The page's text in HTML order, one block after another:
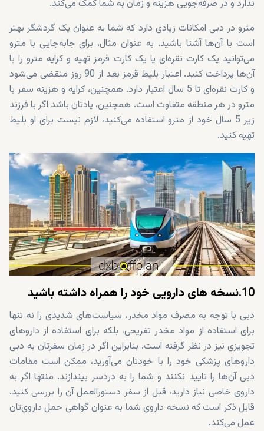
ندارد و در صرفه‌جویی هزینه و زمان به شما کمک می‌کند.
مترو در دبی امکانات زیادی دارد که شما به عنوان یک گردشگر بهتر
است با آن‌ها آشنا باشید. به عنوان مثال، برای جابه‌جایی با مترو
می‌توانید یک کارت نقره‌ای یا یک کارت قرمز تهیه و کرایه مترو را با
آن‌ها پرداخت کنید. اعتبار بلیط قرمز بعد از 90 روز منقضی می‌شود
و کارت نقره‌ای تا 5 سال اعتبار دارد. همچنین، کرایه و هزینه سفر با
مترو در هر منطقه متفاوت است. همچنین، یادتان باشد اگر با فرزند
زیر 5 سال خود از مترو استفاده می‌کنید، لازم نیست برای او بلیط
تهیه کنید.
10.نسخه های دارویی خود را همراه داشته باشید
دبی با توجه به مصرف مواد مخدر، سیاست‌های شدیدی را نه تنها
برای استفاده از مواد مخدر تفریحی، بلکه برای استفاده از داروهای
تجویزی نیز در نظر گرفته است. بنابراین اگر در زمان سفرتان به دبی
داروهای پزشکی خود را با خودتان می‌آورید، ممکن است مقامات
دبی آن‌ها را تایید نکنند و شما را به دردسر بیندازند. منتها اگر به
داروی خاصی نیاز دارید، قبل از سفر دستورالعمل آن را بررسی کنید.
قابل ذکر است که نسخه داروی شما به عنوان گواهی حمل داروی‌تان
عمل می‌کند.